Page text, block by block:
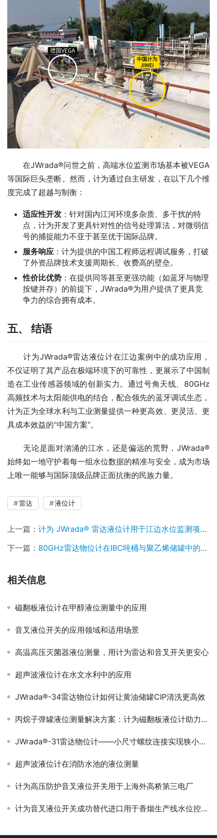
在JWrada®问世之前，高端水位监测市场基本被VEGA
等国际巨头垄断。然而，计为通过自主研发，在以下几个维
度完成了超越与制衡：
适应性开发 ：针对国内江河环境多杂质、多干扰的特
点，计为开发了更具针对性的信号处理算法，对微弱信
号的捕捉能力不亚于甚至优于国际品牌。
服务响应 ：计为提供的中国工程师远程调试服务，打破
了外资品牌技术支援周期长、收费高的壁垒。
性价比优势 ：在提供同等甚至更强功能（如蓝牙与物理
按键并存）的前提下，JWrada®为用户提供了更具竞
争力的综合拥有成本。
五、 结语
计为JWrada®雷达液位计在江边案例中的成功应用，
不仅证明了其产品在极端环境下的可靠性，更展示了中国制
造在工业传感器领域的创新实力。通过号角天线、80GHz
高频技术与太阳能供电的结合，配合领先的蓝牙调试生态，
计为正为全球水利与工业测量提供一种更高效、更灵活、更
具成本效益的“中国方案”。
无论是面对汹涌的江水，还是偏远的荒野，JWrada®
始终如一地守护着每一组水位数据的精准与安全，成为市场
上唯一能够与国际顶级品牌正面抗衡的民族力量。
雷达 液位计
上一篇： 计为 JWrada® 雷达液位计用于江边水位监测项目——号角天线 + 太阳能供电的户外稳定监测实践
下一篇： 80GHz雷达物位计在IBC吨桶与聚乙烯储罐中的穿透式液位测量应用
相关信息
磁翻板液位计在甲醇液位测量中的应用
音叉液位开关的应用领域和适用场景
高温高压灭菌器液位测量，用计为雷达和音叉开关更安心
超声波液位计在水文水利中的应用
JWrada®-34雷达物位计如何让黄油储罐CIP清洗更高效
丙烷子弹罐液位测量解决方案：计为磁翻板液位计助力安全储存
JWrada®-31雷达物位计——小尺寸螺纹连接实现狭小空间高可靠测量
超声波液位计在消防水池的液位测量
计为高压防护音叉液位开关用于上海外高桥第三电厂
计为音叉液位开关成功替代进口用于香烟生产线水位控制系统